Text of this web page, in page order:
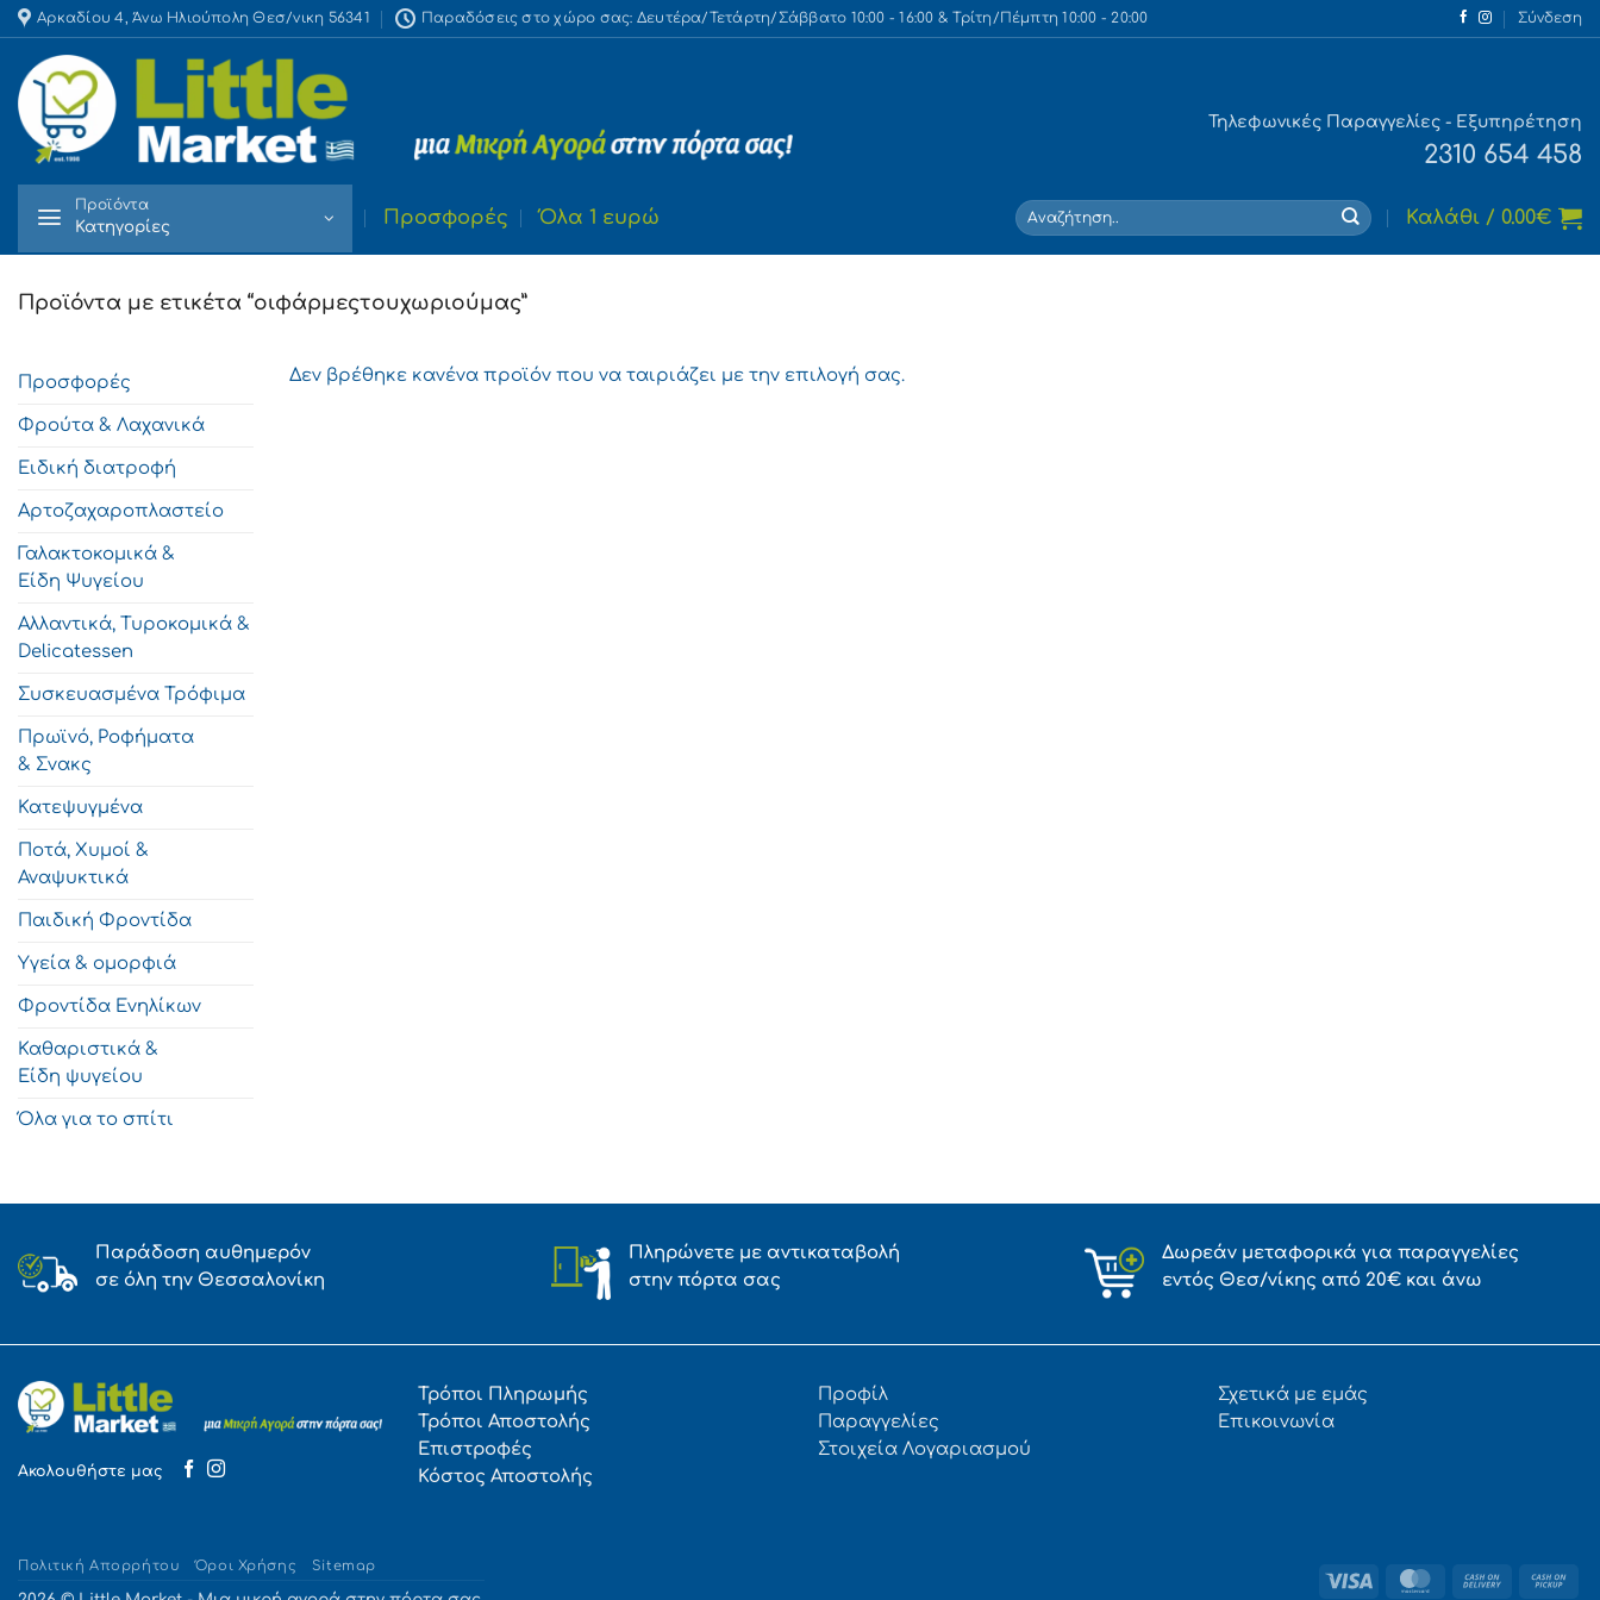
Skip
to
content
Αρκαδίου 4, Άνω Ηλιούπολη Θεσ/νικη 56341 Παραδόσεις στο χώρο σας: Δευτέρα/Τετάρτη/Σάββατο 10:00 - 16:00 & Τρίτη/Πέμπτη 10:00 - 20:00 Σύνδεση
Τηλεφωνικές Παραγγελίες - Εξυπηρέτηση
2310 654 458
Προϊόντα
Κατηγορίες Προσφορές Όλα 1 ευρώ
Αναζήτηση
για:
Καλάθι / 0.00€
Προϊόντα με ετικέτα “οιφάρμεςτουχωριούμας”
Προσφορές
Φρούτα & Λαχανικά
Ειδική διατροφή
Αρτοζαχαροπλαστείο
Γαλακτοκομικά &
Είδη Ψυγείου
Αλλαντικά, Τυροκομικά &
Delicatessen
Συσκευασμένα Τρόφιμα
Πρωϊνό, Ροφήματα
& Σνακς
Κατεψυγμένα
Ποτά, Χυμοί &
Αναψυκτικά
Παιδική Φροντίδα
Υγεία & ομορφιά
Φροντίδα Ενηλίκων
Καθαριστικά &
Είδη ψυγείου
Όλα για το σπίτι
Δεν βρέθηκε κανένα προϊόν που να ταιριάζει με την επιλογή σας.
Παράδοση αυθημερόν
σε όλη την Θεσσαλονίκη
Πληρώνετε με αντικαταβολή
στην πόρτα σας
Δωρεάν μεταφορικά για παραγγελίες
εντός Θεσ/νίκης από 20€ και άνω
Ακολουθήστε μας
Τρόποι Πληρωμής
Τρόποι Αποστολής
Επιστροφές
Κόστος Αποστολής
Προφίλ
Παραγγελίες
Στοιχεία Λογαριασμού
Σχετικά με εμάς
Επικοινωνία
Visa MasterCard
Cash
Πολιτική Απορρήτου Όροι Χρήσης Sitemap